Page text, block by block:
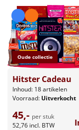
Oude collectie
Hitster Cadeau
Inhoud: 18 artikelen
Voorraad: Uitverkocht
45,- per stuk
52,76 incl. BTW